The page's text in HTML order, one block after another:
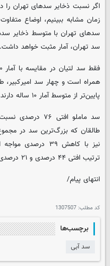
زمان مشابه ببینیم، اوضاع
سد تهران، آمار مثبت خواهد داشت.
همراه است و چهار سد امیرکبیر،
پایین‌تر از متوسط آمار ۱۰ ساله دارند.
نیز با کاهش ۳۹
ترتیب افتی ۴۴ درصدی و ۲۱ درصدی در ذخایر امسال را تجربه می‌کنند.
انتهای پیام/
کد مطلب: 1307507
برچسب‌ها
سد آبی